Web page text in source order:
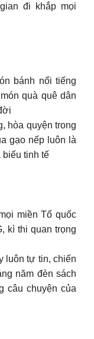
đi khắp mọi
bánh nổi tiếng
quà quê dân
hòa quyện trong
gạo nếp luôn là
biếu tinh tế
miền Tổ quốc
kì thi quan trọng
luôn tự tin, chiến
năm đèn sách
câu chuyện của